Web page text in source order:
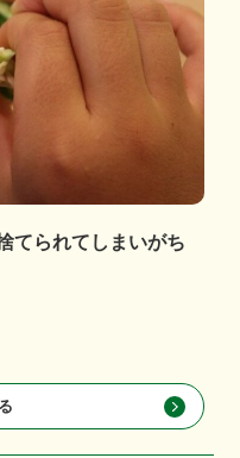
てられてしまいがち